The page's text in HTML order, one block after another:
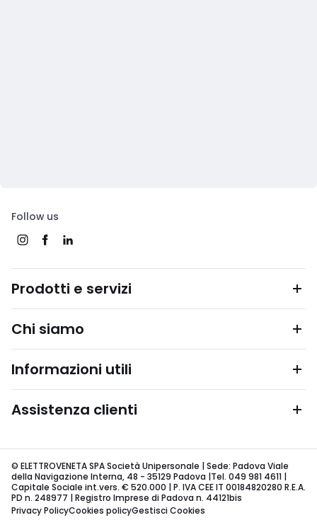
Follow us
Prodotti e servizi
Chi siamo
Informazioni utili
Assistenza clienti
© ELETTROVENETA SPA Società Unipersonale | Sede: Padova Viale
della Navigazione Interna, 48 - 35129 Padova |Tel. 049 981 4611 |
Capitale Sociale int.vers. € 520.000 | P. IVA CEE IT 00184820280 R.E.A.
PD n. 248977 | Registro Imprese di Padova n. 44121bis
Privacy PolicyCookies policyGestisci Cookies